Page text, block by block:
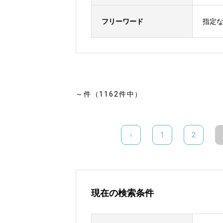
フリーワード 指定
～件（1162件中）
‹ 1 2
現在の検索条件